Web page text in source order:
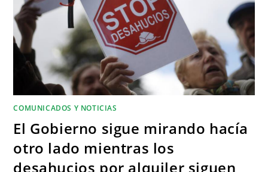
COMUNICADOS Y NOTICIAS
El Gobierno sigue mirando hacía
otro lado mientras los
desahucios por alquiler siguen